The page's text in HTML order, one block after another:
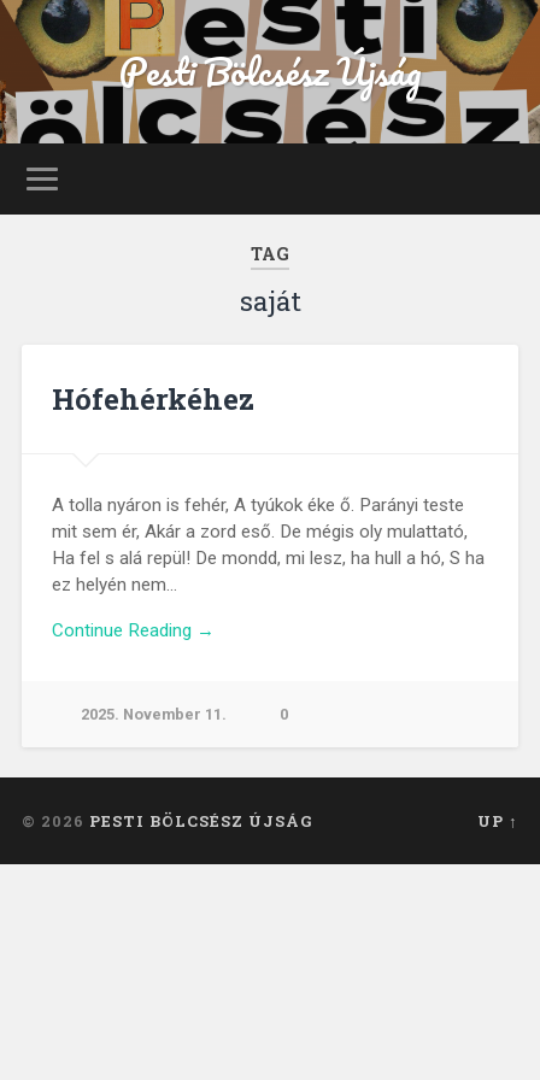
Pesti Bölcsész Újság
TAG
saját
Hófehérkéhez
A tolla nyáron is fehér, A tyúkok éke ő. Parányi teste
mit sem ér, Akár a zord eső. De mégis oly mulattató,
Ha fel s alá repül! De mondd, mi lesz, ha hull a hó, S ha
ez helyén nem…
Continue Reading →
2025. November 11. 0
© 2026 PESTI BÖLCSÉSZ ÚJSÁG UP ↑